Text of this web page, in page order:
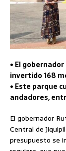
• El
invertido 168
• Este parque
andadores,
El gobernador
Central de
presupuesto se